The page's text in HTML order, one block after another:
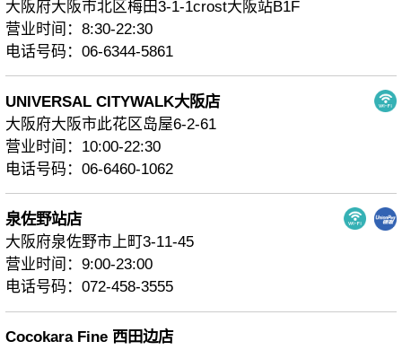
大阪府大阪市北区梅田3-1-1crost大阪站B1F
营业时间：8:30-22:30
电话号码：06-6344-5861
UNIVERSAL CITYWALK大阪店
大阪府大阪市此花区岛屋6-2-61
营业时间：10:00-22:30
电话号码：06-6460-1062
泉佐野站店
大阪府泉佐野市上町3-11-45
营业时间：9:00-23:00
电话号码：072-458-3555
Cocokara Fine 西田边店